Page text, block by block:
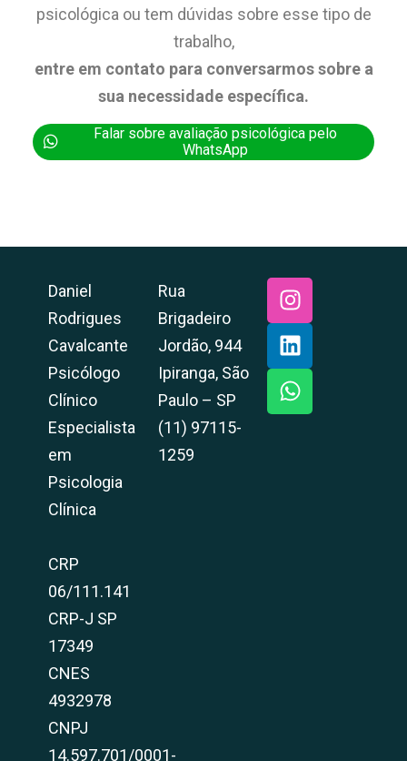
psicológica ou tem dúvidas sobre esse tipo de
trabalho,
entre em contato para conversarmos sobre a
sua necessidade específica.
Falar sobre avaliação psicológica pelo
WhatsApp
Daniel
Rodrigues
Cavalcante
Psicólogo
Clínico
Especialista
em
Psicologia
Clínica
CRP
06/111.141
CRP-J SP
17349
CNES
4932978
CNPJ
14.597.701/0001-
Rua
Brigadeiro
Jordão, 944
Ipiranga, São
Paulo – SP
(11) 97115-
1259